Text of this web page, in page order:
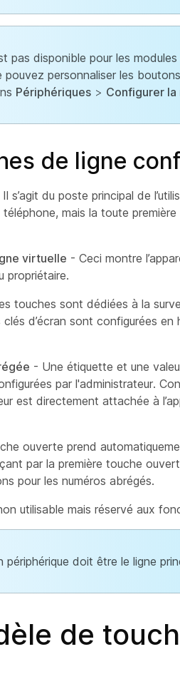
pas disponible pour les
personnaliser les
Périphériques > Configurer la
de ligne
s’agit du poste principal de
téléphone, mais la toute
virtuelle - Ceci montre
propriétaire.
touches sont dédiées à la
d’écran sont configurées en
- Une étiquette et une
par l'administrateur.
est directement attachée à
ouverte prend
par la première touche
pour les numéros abrégés.
utilisable mais réservé aux
périphérique doit être le ligne
de